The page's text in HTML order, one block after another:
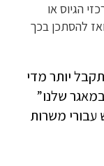
הגיוס או
להסתכן בכך
יותר מדי
שלנו”
משרות